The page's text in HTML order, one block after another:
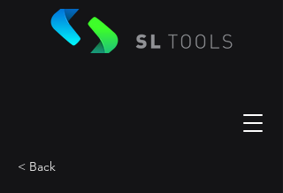
< Back